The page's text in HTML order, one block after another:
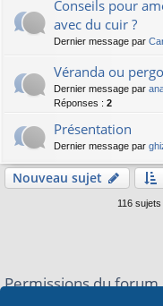
Conseils pour
avec du cuir ?
Dernier message par
Véranda ou
Dernier message par
Réponses : 2
Présentation
Dernier message par
Nouveau sujet
116 sujets
Permissions du forum